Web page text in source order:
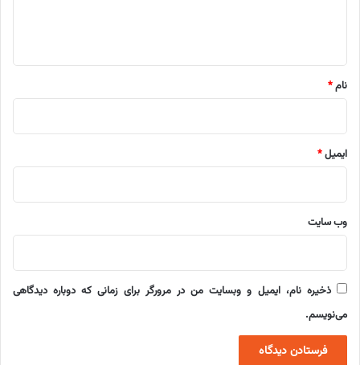
نام*
ایمیل*
وب‌ سایت
ذخیره نام، ایمیل و وبسایت من در مرورگر برای زمانی که دوباره دیدگاهی
می‌نویسم.